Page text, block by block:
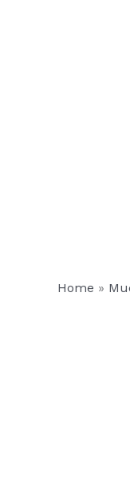
Home »